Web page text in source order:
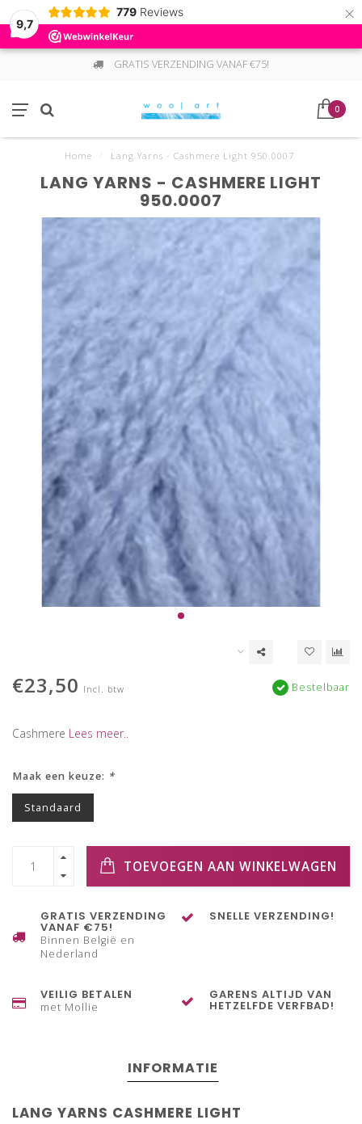
9,7
779 Reviews ×
GRATIS VERZENDING VANAF €75!
0
Home Lang Yarns - Cashmere Light 950.0007
LANG YARNS - CASHMERE LIGHT
950.0007
€23,50 Incl. btw Bestelbaar
Cashmere Lees meer..
Maak een keuze: *
Standaard
TOEVOEGEN AAN WINKELWAGEN
GRATIS VERZENDING
VANAF €75!
Binnen België en
Nederland
SNELLE VERZENDING!
VEILIG BETALEN
met Mollie
GARENS ALTIJD VAN
HETZELFDE VERFBAD!
INFORMATIE
LANG YARNS CASHMERE LIGHT